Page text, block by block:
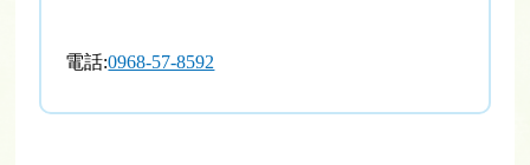
電話:0968-57-8592